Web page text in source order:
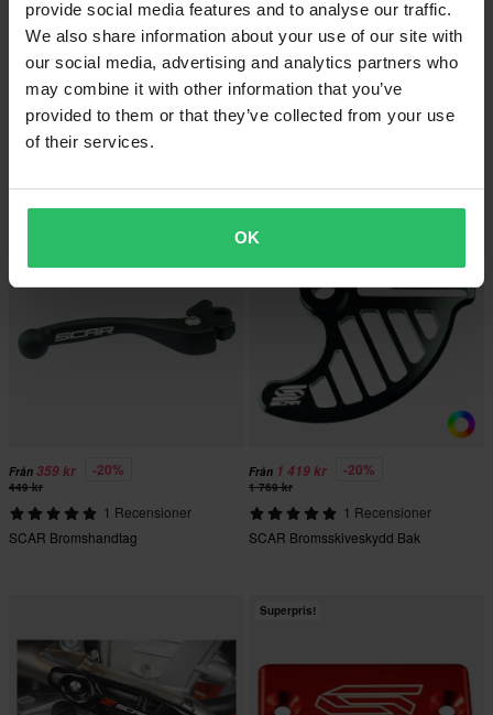
provide social media features and to analyse our traffic.
We also share information about your use of our site with
our social media, advertising and analytics partners who
may combine it with other information that you’ve
provided to them or that they’ve collected from your use
of their services.
OK
Från159 kr -20%
SCAR Magnetisk Oljeplugg
219 kr
SCAR Växelspaksspets
Från 359 kr -20%
449 kr
1 Recensioner
SCAR Bromshandtag
Från 1 419 kr -20%
1 769 kr
1 Recensioner
SCAR Bromsskiveskydd Bak
Superpris!